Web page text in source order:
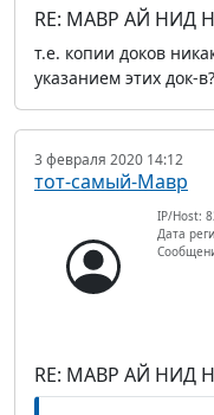
RE: МАВР АЙ НИД
т.е. копии доков
указанием этих док-в?
3 февраля 2020 14:12
тот-самый-Мавр
IP/Host:
Дата
RE: МАВР АЙ НИД